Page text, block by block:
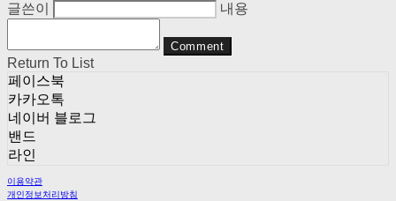
글쓴이
내용
Comment
Return To List
페이스북
카카오톡
네이버 블로그
밴드
라인
이용약관
개인정보처리방침